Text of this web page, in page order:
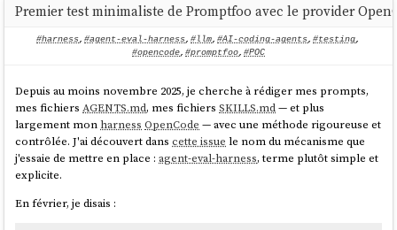
Premier test minimaliste de Promptfoo avec le provider
#harness, #agent-eval-harness, #llm, #AI-coding-agents, #testing,
#opencode, #promptfoo, #POC
Depuis au moins novembre 2025, je cherche à rédiger mes prompts,
mes fichiersAGENTS.md, mes fichiersSKILLS.md— et plus
largement monharness OpenCode— avec une méthode rigoureuse et
contrôlée. J'ai découvert danscette issuele nom du mécanisme que
j'essaie de mettre en place :agent-eval-harness, terme plutôt simple et
explicite.
En février, je disais :